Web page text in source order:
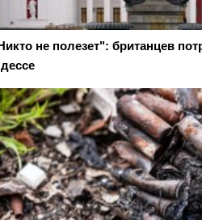
не полезет": британцев